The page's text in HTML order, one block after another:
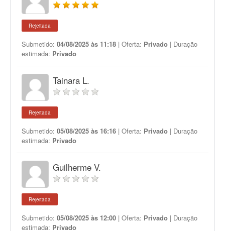
Rejeitada
Submetido: 04/08/2025 às 11:18 | Oferta: Privado | Duração
estimada: Privado
Tainara L.
Rejeitada
Submetido: 05/08/2025 às 16:16 | Oferta: Privado | Duração
estimada: Privado
Guilherme V.
Rejeitada
Submetido: 05/08/2025 às 12:00 | Oferta: Privado | Duração
estimada: Privado